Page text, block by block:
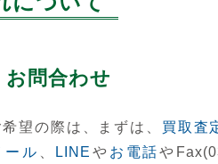
お問合わせ
望の際は、まずは、 買取査
ール LINE や お電話や